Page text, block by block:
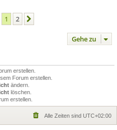
1 2
Gehe zu
erstellen.
Forum erstellen.
ändern.
löschen.
erstellen.
Alle Zeiten sind UTC+02:00